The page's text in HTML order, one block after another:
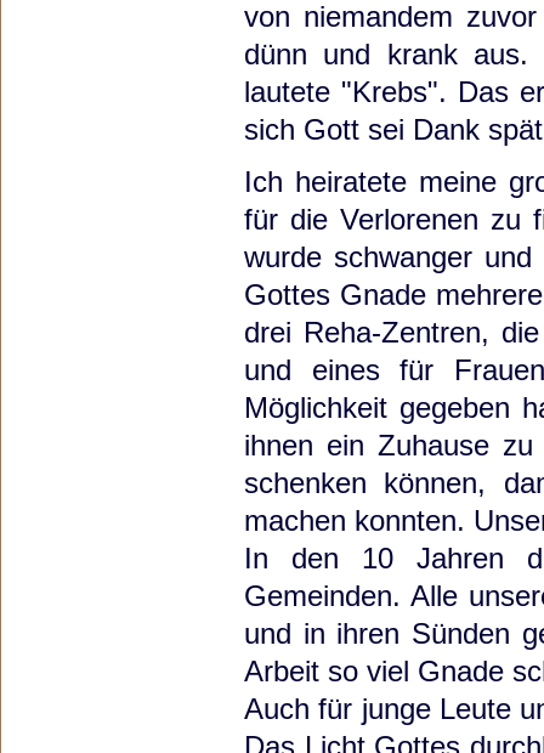
von niemandem
dünn und krank aus.
lautete "Krebs". Das
sich Gott sei Dank
Ich heiratete meine
für die Verlorenen zu
wurde schwanger
Gottes Gnade
drei Reha-Zentren,
und eines für
Möglichkeit gegeben
ihnen ein Zuhause
schenken können,
machen konnten.
In den 10 Jahren
Gemeinden. Alle
und in ihren Sünden
Arbeit so viel Gnade
Auch für junge Leute